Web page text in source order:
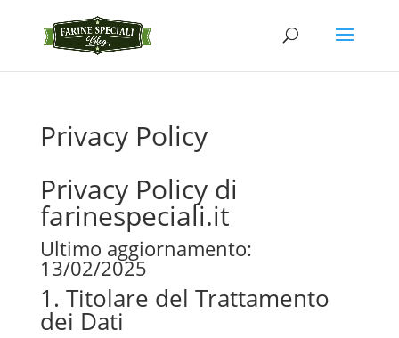
Privacy Policy
Privacy Policy di
farinespeciali.it
Ultimo aggiornamento:
13/02/2025
1. Titolare del Trattamento
dei Dati